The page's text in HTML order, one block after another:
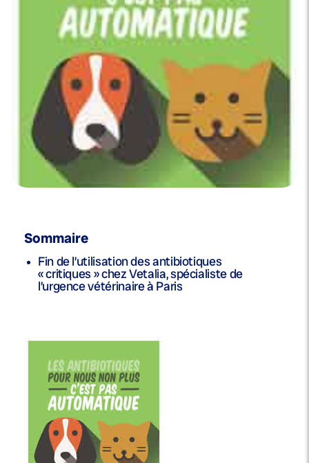
Sommaire
Fin de l’utilisation des antibiotiques
« critiques » chez Vetalia, spécialiste de
l’urgence vétérinaire à Paris